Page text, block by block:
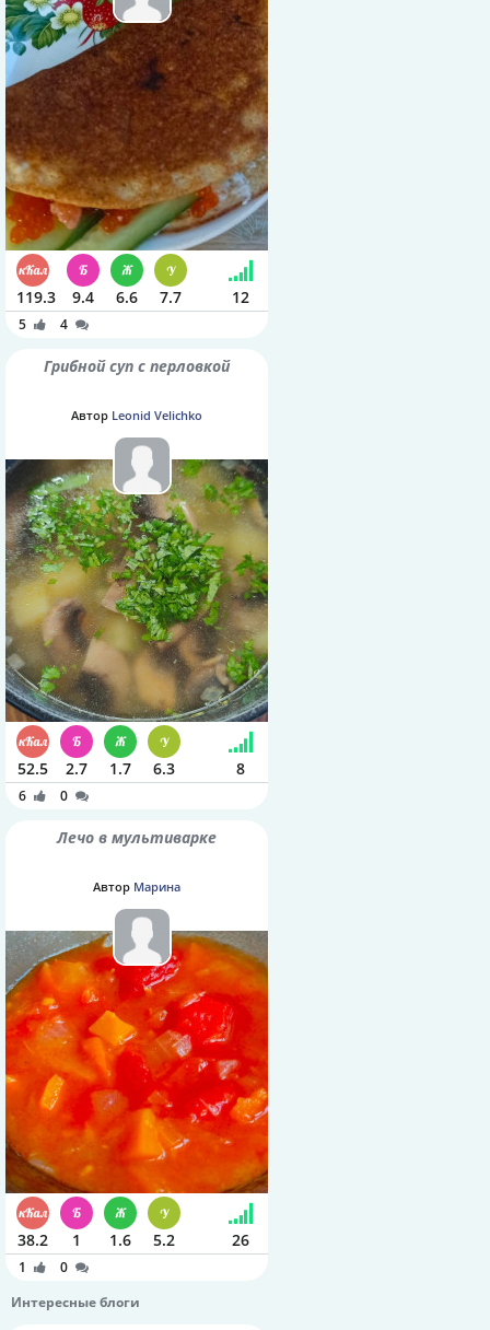
119.3 9.4 6.6 7.7 12
5 4
Грибной суп с перловкой
Автор Leonid Velichko
52.5 2.7 1.7 6.3 8
6 0
Лечо в мультиварке
Автор Марина
38.2 1 1.6 5.2 26
1
0
Интересные блоги